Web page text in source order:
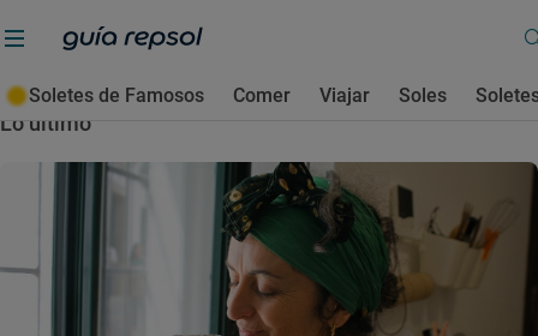
Soletes de Famosos Comer Viajar Soles
Extremadura
Lo último